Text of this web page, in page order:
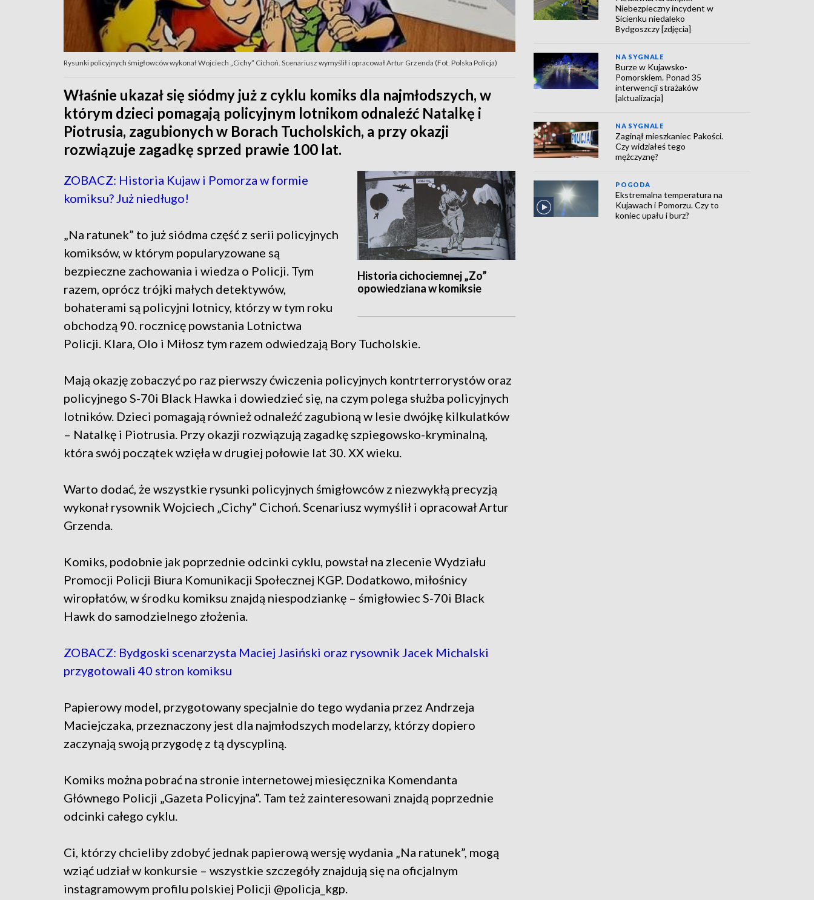
Rysunki policyjnych śmigłowców wykonał Wojciech „Cichy” Cichoń. Scenariusz wymyślił i opracował Artur Grzenda (Fot. Polska Policja)
Właśnie ukazał się siódmy już z cyklu komiks dla najmłodszych, w
którym dzieci pomagają policyjnym lotnikom odnaleźć Natalkę i
Piotrusia, zagubionych w Borach Tucholskich, a przy okazji
rozwiązuje zagadkę sprzed prawie 100 lat.
Historia cichociemnej „Zo”
opowiedziana w komiksie
ZOBACZ: Historia Kujaw i Pomorza w formie
komiksu? Już niedługo!
„Na ratunek” to już siódma część z serii policyjnych
komiksów, w którym popularyzowane są
bezpieczne zachowania i wiedza o Policji. Tym
razem, oprócz trójki małych detektywów,
bohaterami są policyjni lotnicy, którzy w tym roku
obchodzą 90. rocznicę powstania Lotnictwa
Policji. Klara, Olo i Miłosz tym razem odwiedzają Bory Tucholskie.
Mają okazję zobaczyć po raz pierwszy ćwiczenia policyjnych kontrterrorystów oraz
policyjnego S-70i Black Hawka i dowiedzieć się, na czym polega służba policyjnych
lotników. Dzieci pomagają również odnaleźć zagubioną w lesie dwójkę kilkulatków
– Natalkę i Piotrusia. Przy okazji rozwiązują zagadkę szpiegowsko-kryminalną,
która swój początek wzięła w drugiej połowie lat 30. XX wieku.
Warto dodać, że wszystkie rysunki policyjnych śmigłowców z niezwykłą precyzją
wykonał rysownik Wojciech „Cichy” Cichoń. Scenariusz wymyślił i opracował Artur
Grzenda.
Komiks, podobnie jak poprzednie odcinki cyklu, powstał na zlecenie Wydziału
Promocji Policji Biura Komunikacji Społecznej KGP. Dodatkowo, miłośnicy
wiropłatów, w środku komiksu znajdą niespodziankę – śmigłowiec S-70i Black
Hawk do samodzielnego złożenia.
ZOBACZ: Bydgoski scenarzysta Maciej Jasiński oraz rysownik Jacek Michalski
przygotowali 40 stron komiksu
Papierowy model, przygotowany specjalnie do tego wydania przez Andrzeja
Maciejczaka, przeznaczony jest dla najmłodszych modelarzy, którzy dopiero
zaczynają swoją przygodę z tą dyscypliną.
Komiks można pobrać na stronie internetowej miesięcznika Komendanta
Głównego Policji „Gazeta Policyjna”. Tam też zainteresowani znajdą poprzednie
odcinki całego cyklu.
Ci, którzy chcieliby zdobyć jednak papierową wersję wydania „Na ratunek”, mogą
wziąć udział w konkursie – wszystkie szczegóły znajdują się na oficjalnym
instagramowym profilu polskiej Policji @policja_kgp.
Niebezpieczny incydent w
Sicienku niedaleko
Bydgoszczy [zdjęcia]
NA SYGNALE
Burze w Kujawsko-
Pomorskiem. Ponad 35
interwencji strażaków
[aktualizacja]
NA SYGNALE
Zaginął mieszkaniec Pakości.
Czy widziałeś tego
mężczyznę?
POGODA
Ekstremalna temperatura na
Kujawach i Pomorzu. Czy to
koniec upału i burz?